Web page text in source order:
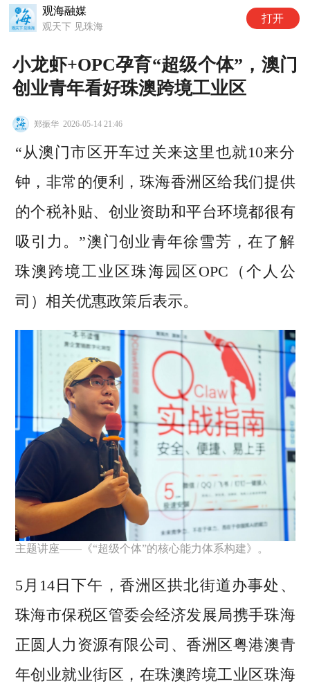
小龙虾+OPC孕育“超级个体”，澳门
创业青年看好珠澳跨境工业区
郑振华 2026-05-14 21:46
“从澳门市区开车过关来这里也就10来分
钟，非常的便利，珠海香洲区给我们提供
的个税补贴、创业资助和平台环境都很有
吸引力。”澳门创业青年徐雪芳，在了解
珠澳跨境工业区珠海园区OPC（个人公
司）相关优惠政策后表示。
主题讲座——《“超级个体”的核心能力体系构建》。
5月14日下午，香洲区拱北街道办事处、
珠海市保税区管委会经济发展局携手珠海
正圆人力资源有限公司、香洲区粤港澳青
年创业就业街区，在珠澳跨境工业区珠海
观海融媒
观天下 见珠海
打开